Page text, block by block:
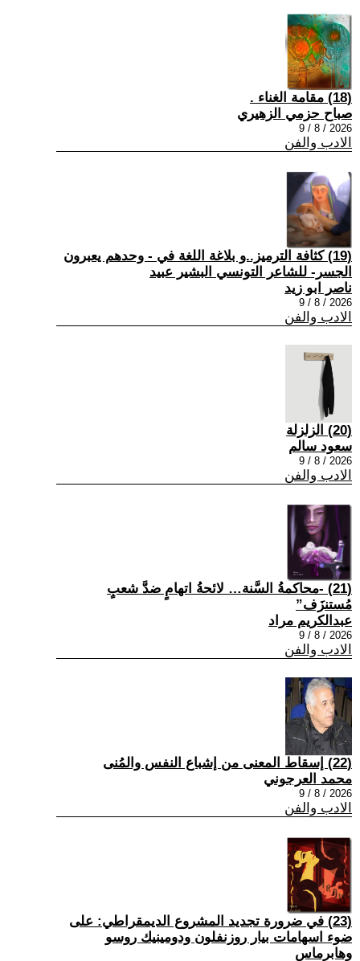
(18) مقامة الغناء .
صباح حزمي الزهيري
2026 / 8 / 9
الادب والفن
(19) كثافة الترميز..و بلاغة اللغة في - وحدهم يعبرون
الجسر- للشاعر التونسي البشير عبيد
ناصر ابو زيد
2026 / 8 / 9
الادب والفن
(20) الزلزلة
سعود سالم
2026 / 8 / 9
الادب والفن
(21) -محاكمةُ السَّنة… لائحةُ اتهامٍ ضدَّ شعبٍ
مُستنزَف”
عبدالكريم مراد
2026 / 8 / 9
الادب والفن
(22) إسقاط المعنى من إشباع النفس والمُنى
محمد العرجوني
2026 / 8 / 9
الادب والفن
(23) في ضرورة تجديد المشروع الديمقراطي: على
ضوء اسهامات بيار روزنفلون ودومينيك روسو
وهابرماس